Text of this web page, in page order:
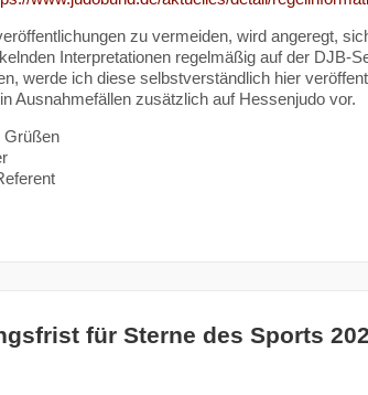
zu vermeiden, wird angeregt,
Interpretationen regelmäßig auf der DJB-
werde ich diese selbstverständlich hier
Ausnahmefällen zusätzlich auf Hessenjudo vor.
Grüßen
für Sterne des Sports